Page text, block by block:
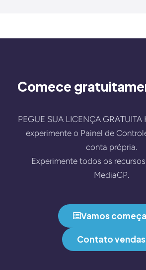
Comece
PEGUE SUA LICENÇA
experimente o Painel de
conta própria.
Experimente todos os
MediaCP.
Vamos
Contato vendas